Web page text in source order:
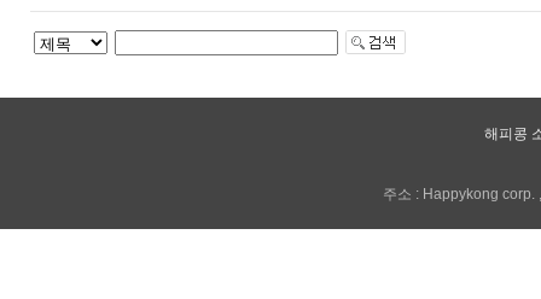
해피콩
주소 : Happykong